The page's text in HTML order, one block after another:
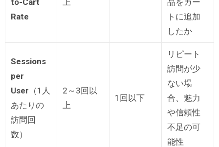
to-Cart
Rate
上
品をカー
トに追加
したか
Sessions
per
User （1人
あたりの
訪問回
数）
2～3回以
上
1回以下
リピート
訪問が少
ない場
合、魅力
や信頼性
不足の可
能性